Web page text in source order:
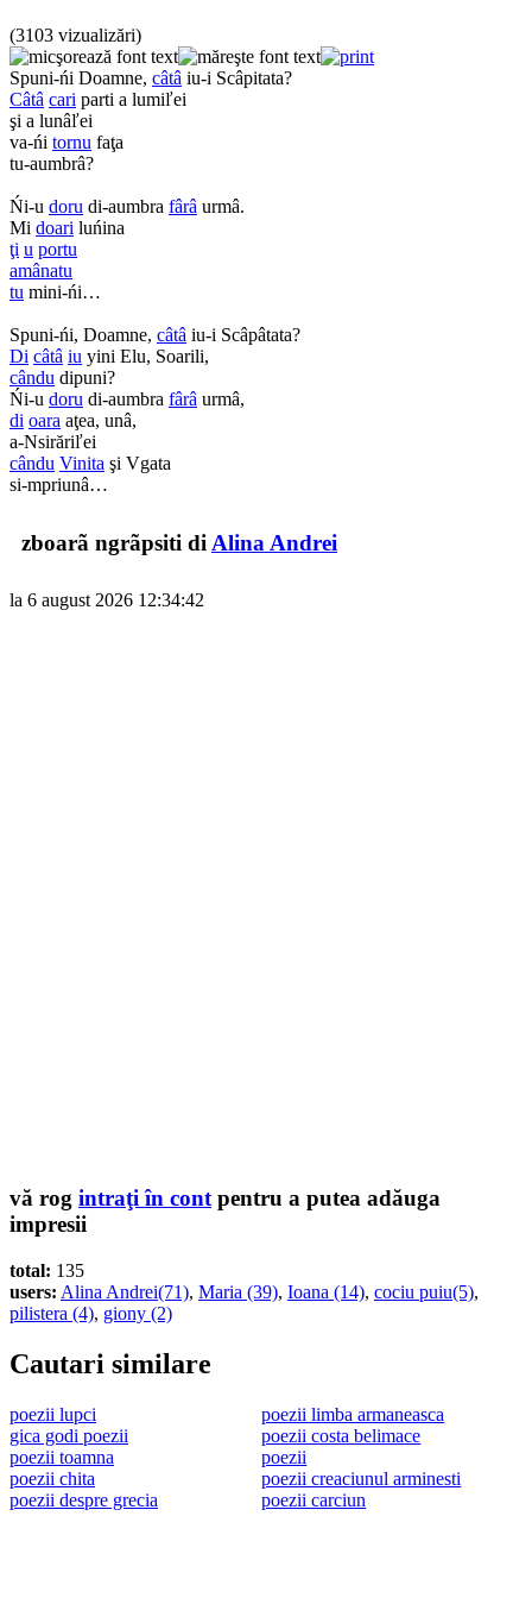
(3103 vizualizări)
Spuni-ńi Doamne, câtâ iu-i Scâpitata?
Câtâ cari parti a lumiľei
şi a lunâľei
va-ńi tornu faţa
tu-aumbrâ?
Ńi-u doru di-aumbra fârâ urmâ.
Mi doari luńina
ţi u portu
amânatu
tu mini-ńi…
Spuni-ńi, Doamne, câtâ iu-i Scâpâtata?
Di câtâ iu yini Elu, Soarili,
cându dipuni?
Ńi-u doru di-aumbra fârâ urmâ,
di oara aţea, unâ,
a-Nsirăriľei
cându Vinita şi Vgata
si-mpriunâ…
zboarã ngrãpsiti di Alina Andrei
la 6 august 2026 12:34:42
vă rog intraţi în cont pentru a putea adăuga
impresii
total: 135
users: Alina Andrei(71), Maria (39), Ioana (14), cociu puiu(5),
pilistera (4), giony (2)
Cautari similare
poezii lupci
poezii limba armaneasca
gica godi poezii
poezii costa belimace
poezii toamna
poezii
poezii chita
poezii creaciunul arminesti
poezii despre grecia
poezii carciun